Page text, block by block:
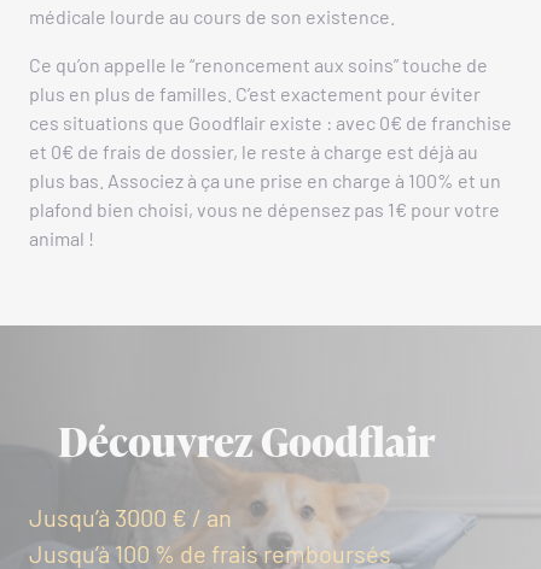
médicale lourde au cours de son existence.
Ce qu’on appelle le “renoncement aux soins” touche de
plus en plus de familles. C’est exactement pour éviter
ces situations que Goodflair existe : avec 0€ de franchise
et 0€ de frais de dossier, le reste à charge est déjà au
plus bas. Associez à ça une prise en charge à 100% et un
plafond bien choisi, vous ne dépensez pas 1€ pour votre
animal !
Découvrez Goodflair
Jusqu’à 3000 € / an
Jusqu’à 100 % de frais remboursés